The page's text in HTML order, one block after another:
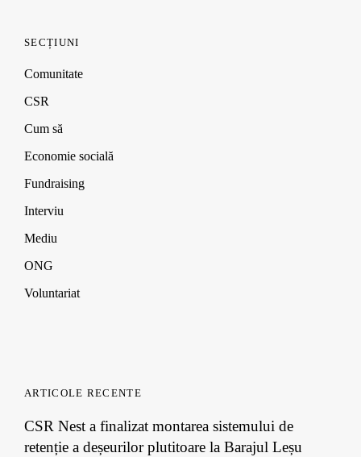
SECȚIUNI
Comunitate
CSR
Cum să
Economie socială
Fundraising
Interviu
Mediu
ONG
Voluntariat
ARTICOLE RECENTE
CSR Nest a finalizat montarea sistemului de
retenție a deșeurilor plutitoare la Barajul Leșu